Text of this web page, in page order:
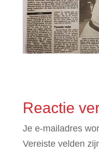
Reactie
Je e-mailadres
Vereiste velden